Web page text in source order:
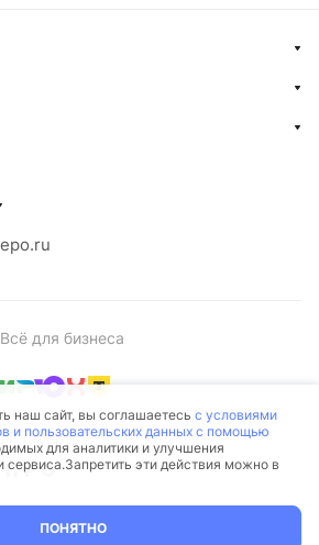
для бизнеса
Оферта
наш сайт, вы соглашаетесь с условиями
и пользовательских данных с помощью
для аналитики и улучшения
сервиса.Запретить эти действия можно в
ПОНЯТНО